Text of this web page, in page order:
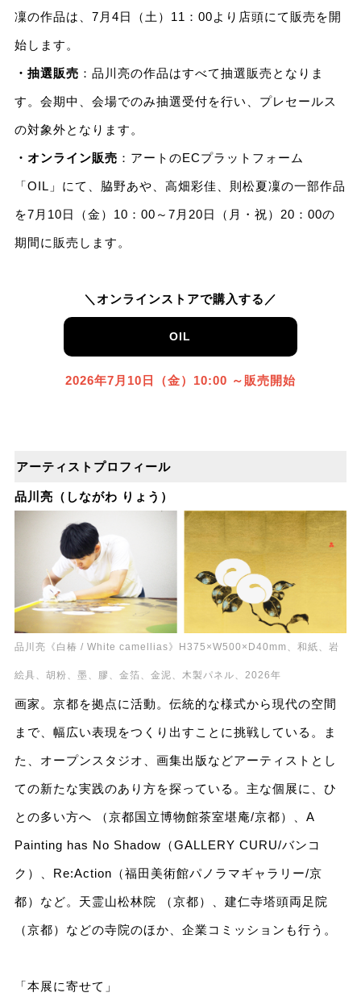
凜の作品は、7月4日（土）11：00より店頭にて販売を開
始します。
・抽選販売 ：品川亮の作品はすべて抽選販売となりま
す。会期中、会場でのみ抽選受付を行い、プレセールス
の対象外となります。
・オンライン販売 ：アートのECプラットフォーム
「OIL」にて、脇野あや、高畑彩佳、則松夏凜の一部作品
を7月10日（金）10：00～7月20日（月・祝）20：00の
期間に販売します。
＼オンラインストアで購入する／
OIL
2026年7⽉10⽇（金）10:00 ～販売開始
アーティストプロフィール
品川亮（しながわ りょう）
品川亮《白椿 / White camellias》H375×W500×D40mm、和紙、岩
絵具、胡粉、墨、膠、金箔、金泥、木製パネル、2026年
画家。京都を拠点に活動。伝統的な様式から現代の空間
まで、幅広い表現をつくり出すことに挑戦している。ま
た、オープンスタジオ、画集出版などアーティストとし
ての新たな実践のあり方を探っている。主な個展に、ひ
との多い方へ （京都国立博物館茶室堪庵/京都）、A
Painting has No Shadow（GALLERY CURU/バンコ
ク）、Re:Action（福田美術館パノラマギャラリー/京
都）など。天霊山松林院 （京都）、建仁寺塔頭両足院
（京都）などの寺院のほか、企業コミッションも行う。
「本展に寄せて」